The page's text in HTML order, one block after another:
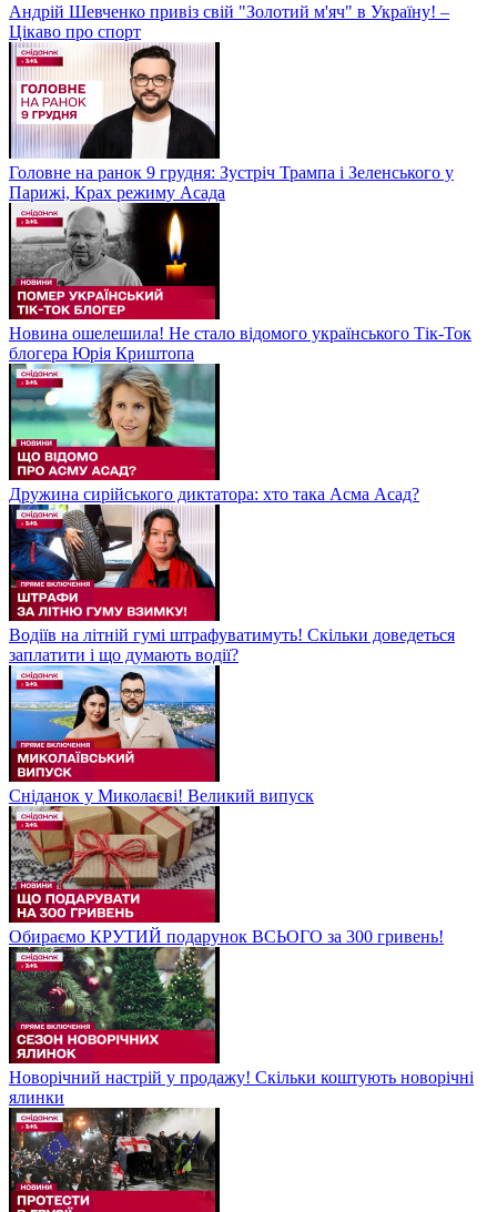
Андрій Шевченко привіз свій "Золотий м'яч" в Україну! –
Цікаво про спорт
Головне на ранок 9 грудня: Зустріч Трампа і Зеленського у
Парижі, Крах режиму Асада
Новина ошелешила! Не стало відомого українського Тік-Ток
блогера Юрія Криштопа
Дружина сирійського диктатора: хто така Асма Асад?
Водіїв на літній гумі штрафуватимуть! Скільки доведеться
заплатити і що думають водії?
Сніданок у Миколаєві! Великий випуск
Обираємо КРУТИЙ подарунок ВСЬОГО за 300 гривень!
Новорічний настрій у продажу! Скільки коштують новорічні
ялинки